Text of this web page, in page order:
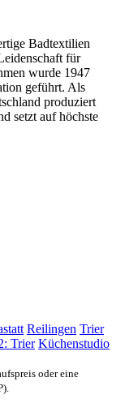
Badtextilien
für
wurde 1947
geführt. Als
produziert
setzt auf höchste
Reilingen Trier
Trier Küchenstudio
oder eine